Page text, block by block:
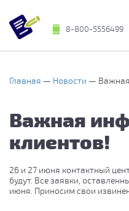
8-800-5556499
Главная Новости
Важная
клиентов!
26 и 27 июня контактный
будут. Все заявки,
июня. Приносим свои